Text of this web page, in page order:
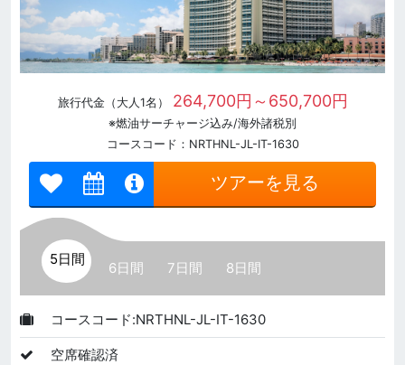
旅行代金（大人1名） 264,700円～650,700円
※燃油サーチャージ込み/海外諸税別
コースコード：NRTHNL-JL-IT-1630
ツアーを見る
5日間
6日間 7日間 8日間
コースコード:NRTHNL-JL-IT-1630
空席確認済